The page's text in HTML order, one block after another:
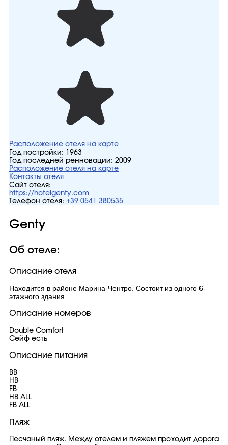
Расположение отеля на карте
Год постройки:
1963
Год последней ренновации: 2009
Расположение отеля на карте
Контакты отеля
Сайт отеля:
https://hotelgenty.com
Телефон отеля: +39 0541 380535
Genty
Об отеле:
Описание отеля
Находится в районе Марина-Чентро. Состоит из одного 6-
этажного здания.
Описание номеров
Double Comfort
Сейф есть
Описание питания
BB
HB
FB
HB ALL
FB ALL
Пляж
Песчаный пляж. Между отелем и пляжем проходит дорога